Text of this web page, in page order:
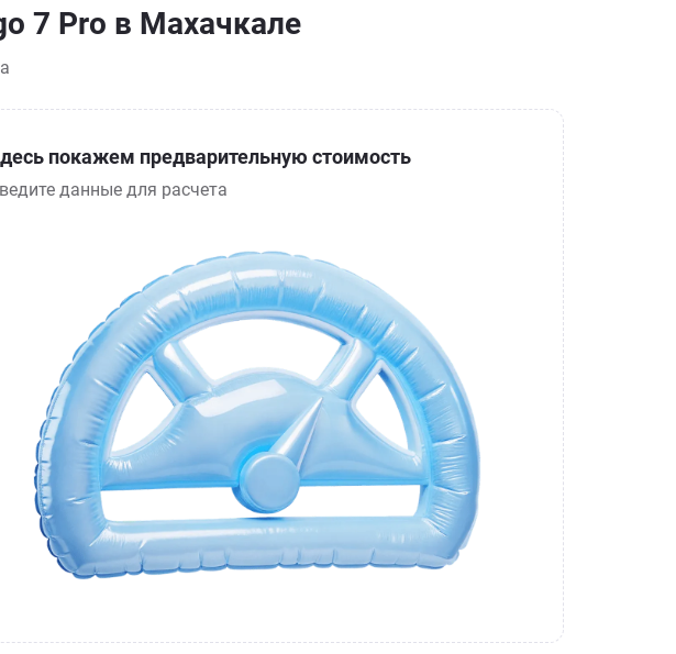
7 Pro в Махачкале
покажем предварительную стоимость
данные для расчета